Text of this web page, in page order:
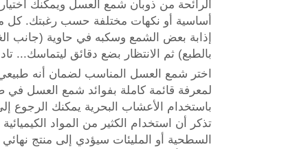
الرائحة من ذوبان شمع العسل ويمكنك
أساسية أو نكهات مختلفة حسب رغبتك. كل
إذابة بعض الشمع وسكبه في حاوية (جانب
بالطبع) ثم الانتظار بضع دقائق ليتماسك...
اختر شمع العسل المناسب لضمان أنه
لمعرفة قائمة كاملة بفوائد شمع العسل في
باستخدام الأعشاب البحرية يمكنك الرجوع
تذكر أن استخدام الكثير من المواد
السطحية أو المليئات سيؤدي إلى منتج